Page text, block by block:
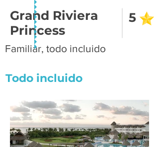
Grand Riviera
Princess
5
Familiar, todo incluido
Todo incluido